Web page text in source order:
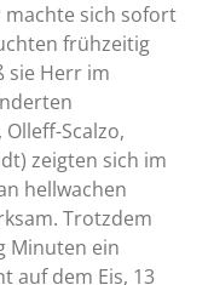
machte sich sofort
frühzeitig
sie Herr im
Scalzo,
zeigten sich im
hellwachen
Trotzdem
Minuten ein
auf dem Eis, 13